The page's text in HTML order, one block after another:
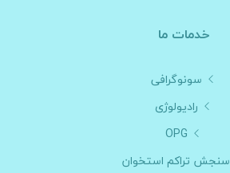
خدمات ما
سونوگرافی
رادیولوژی
OPG
سنجش تراکم استخوان